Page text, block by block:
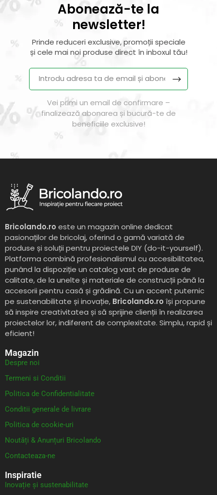
Abonează-te la
newsletter!
Prinde reduceri exclusive, promoții speciale
și cele mai noi produse direct în inboxul tău!
Vei primi un email de confirmare –
finalizează abonarea și bucură-te de
beneficiile exclusive!
Bricolando.ro este un magazin online dedicat
pasionaților de bricolaj, oferind o gamă variată de
produse și soluții pentru proiectele DIY (do-it-yourself).
Platforma combină profesionalismul cu accesibilitatea,
punând la dispoziție un catalog vast de produse de
calitate, de la unelte și materiale de construcții până la
accesorii pentru casă și grădină. Cu un accent puternic
pe sustenabilitate și inovație, Bricolando.ro își propune
să inspire creativitatea și să sprijine clienții în realizarea
proiectelor lor, indiferent de complexitate. Simplu, rapid și
eficient!
Magazin
Despre noi
Termeni si Conditii
Politica de Confidentialitate
Conditii generale de livrare
Politica de cookie-uri
Noutăți & Anunțuri Bricolando
Contacteaza-ne
Inspiratie
Inovație și sustenabilitate